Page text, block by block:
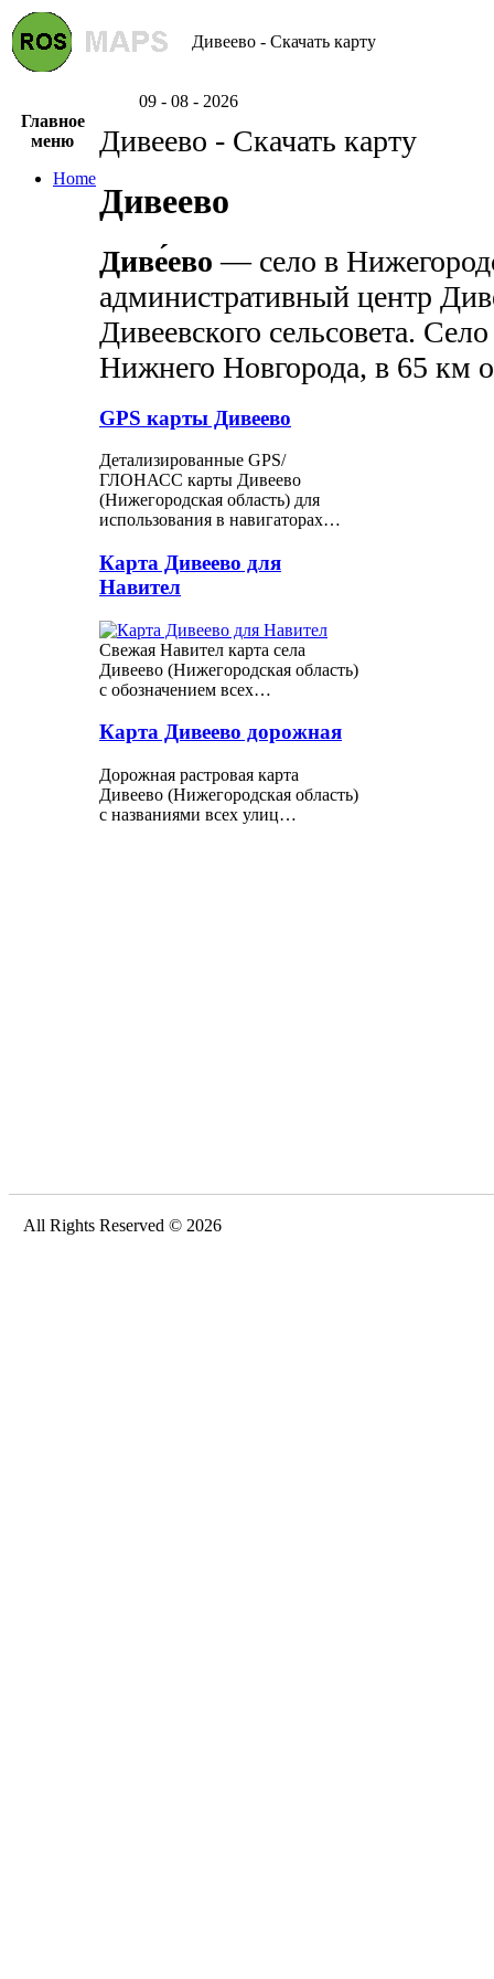
Дивеево - Скачать карту
09 - 08 - 2026
Главное
меню
Home
Дивеево - Скачать карту
Дивеево
Диве́ево — село в
административный центр
Дивеевского сельсовета.
Нижнего Новгорода, в 65 км
GPS карты Дивеево
Детализированные GPS/
ГЛОНАСС карты Дивеево
(Нижегородская область) для
использования в навигаторах…
Карта Дивеево для
Навител
Свежая Навител карта села
Дивеево (Нижегородская область)
с обозначением всех…
Карта Дивеево дорожная
Дорожная растровая карта
Дивеево (Нижегородская область)
с названиями всех улиц…
All Rights Reserved © 2026